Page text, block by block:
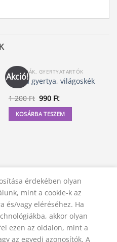
Akció!
GYERTYÁK, GYERTYATARTÓK
Mágia gyertya, világoskék
1 200Ft Original
was:
1
200 Ft.
990 FtCurrent
is:
990 Ft.
KOSÁRBA TESZEM
NYILATKOZAT
ÁSZF
SZÁLLÍTÁSI FELTÉTELEK
érdekében olyan
mint a cookie-k az
és/vagy eléréséhez. Ha
akkor olyan
ezen az oldalon, mint a
az egyedi azonosítók. A